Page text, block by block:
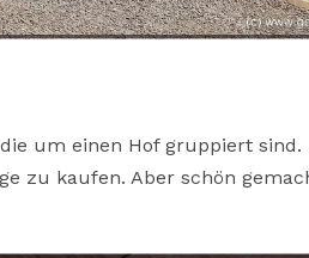
um einen Hof gruppiert sind.
zu kaufen. Aber schön